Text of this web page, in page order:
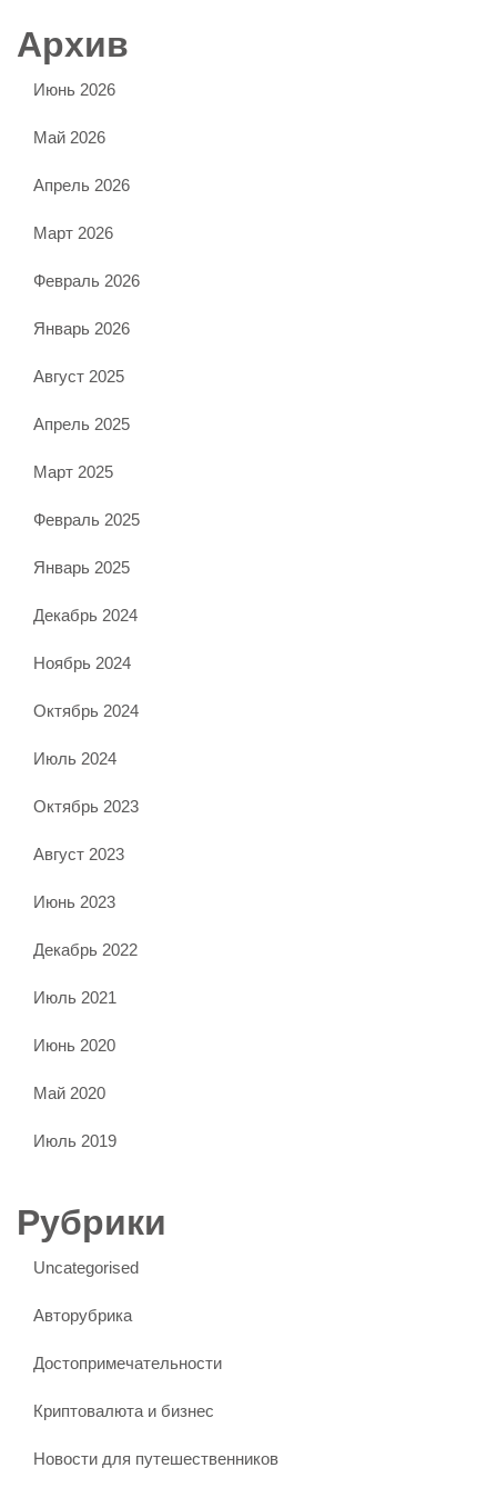
Архив
Июнь 2026
Май 2026
Апрель 2026
Март 2026
Февраль 2026
Январь 2026
Август 2025
Апрель 2025
Март 2025
Февраль 2025
Январь 2025
Декабрь 2024
Ноябрь 2024
Октябрь 2024
Июль 2024
Октябрь 2023
Август 2023
Июнь 2023
Декабрь 2022
Июль 2021
Июнь 2020
Май 2020
Июль 2019
Рубрики
Uncategorised
Авторубрика
Достопримечательности
Криптовалюта и бизнес
Новости для путешественников